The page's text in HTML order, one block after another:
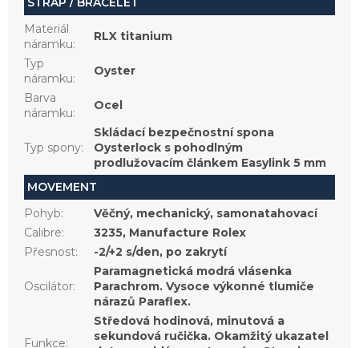
Materiál
náramku:
RLX titanium
Typ
náramku:
Oyster
Barva
náramku:
Ocel
Typ spony:
Skládací bezpečnostní spona
Oysterlock s pohodlným
prodlužovacím článkem Easylink 5 mm
MOVEMENT
Pohyb:
Věčný, mechanický, samonatahovací
Calibre:
3235, Manufacture Rolex
Přesnost: -2/+2 s/den, po zakrytí
Oscilátor:
Paramagnetická modrá vlásenka
Parachrom. Vysoce výkonné tlumiče
nárazů Paraflex.
Funkce:
Středová hodinová, minutová a
sekundová ručička. Okamžitý ukazatel